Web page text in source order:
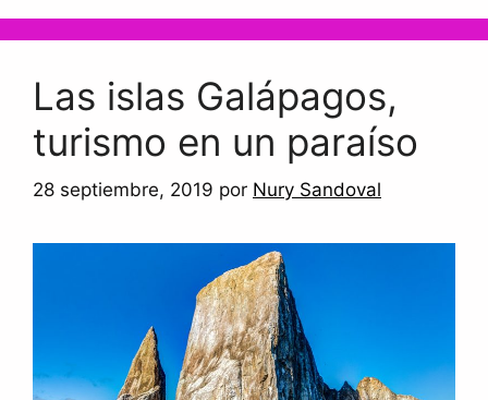
Las islas Galápagos,
turismo en un paraíso
28 septiembre, 2019 por Nury Sandoval